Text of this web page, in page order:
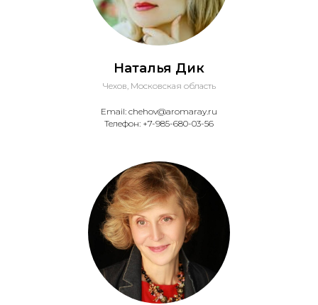
Наталья Дик
Чехов, Московская область
Email: chehov@aromaray.ru
Телефон: ‎+7-985-680-03-56